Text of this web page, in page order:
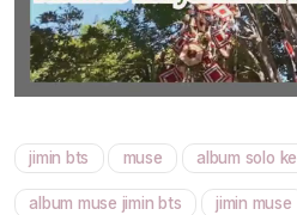
jimin bts muse album solo
album muse jimin bts jimin muse